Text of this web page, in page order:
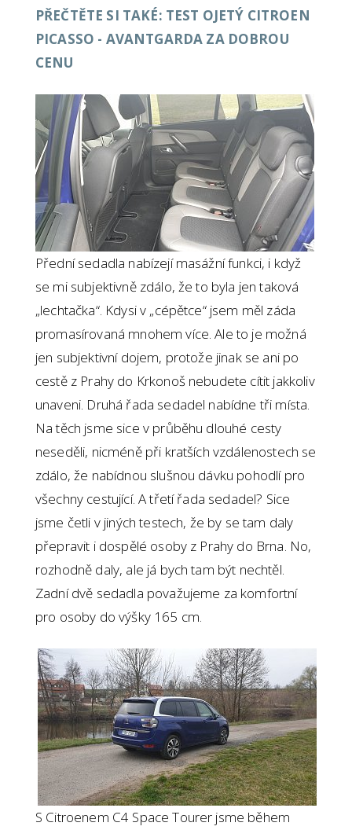
PŘEČTĚTE SI TAKÉ: TEST OJETÝ CITROEN
PICASSO - AVANTGARDA ZA DOBROU
CENU
Přední sedadla nabízejí masážní funkci, i když
se mi subjektivně zdálo, že to byla jen taková
„lechtačka“. Kdysi v „cépětce“ jsem měl záda
promasírovaná mnohem více. Ale to je možná
jen subjektivní dojem, protože jinak se ani po
cestě z Prahy do Krkonoš nebudete cítit jakkoliv
unaveni. Druhá řada sedadel nabídne tři místa.
Na těch jsme sice v průběhu dlouhé cesty
neseděli, nicméně při kratších vzdálenostech se
zdálo, že nabídnou slušnou dávku pohodlí pro
všechny cestující. A třetí řada sedadel? Sice
jsme četli v jiných testech, že by se tam daly
přepravit i dospělé osoby z Prahy do Brna. No,
rozhodně daly, ale já bych tam být nechtěl.
Zadní dvě sedadla považujeme za komfortní
pro osoby do výšky 165 cm.
S Citroenem C4 Space Tourer jsme během